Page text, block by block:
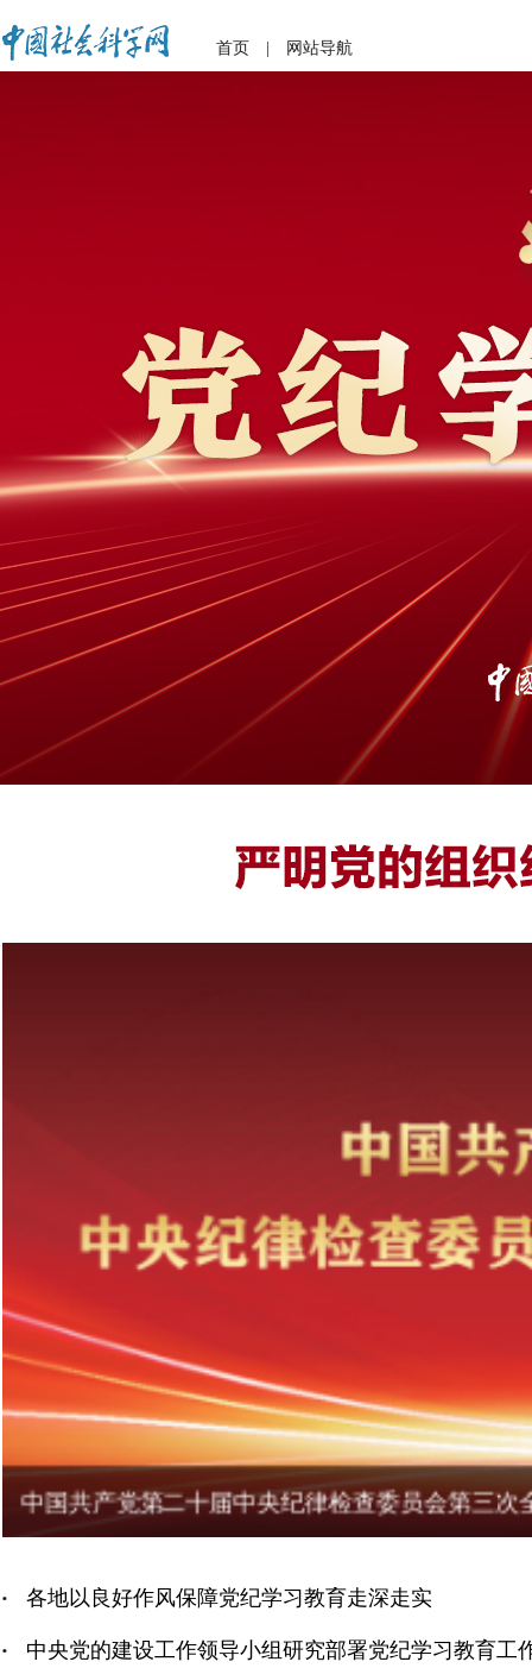
首页 网站导航
习近平在
各地以良好作风保障党纪学习教育走深走实
中央党的建设工作领导小组研究部署党纪学习教育工